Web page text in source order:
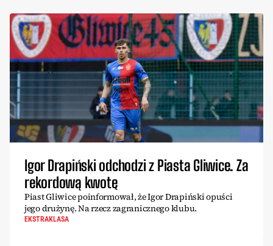
Igor Drapiński odchodzi z Piasta Gliwice. Za
rekordową kwotę
Piast Gliwice poinformował, że Igor Drapiński opuści
jego drużynę. Na rzecz zagranicznego klubu.
EKSTRAKLASA